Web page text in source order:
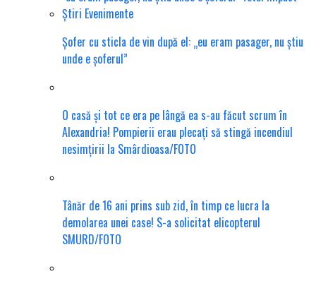
Șofer cu sticla de vin după el: „eu eram pasager, nu știu
unde e șoferul”
O casă și tot ce era pe lângă ea s-au făcut scrum în
Alexandria! Pompierii erau plecați să stingă incendiul
nesimțirii la Smârdioasa/FOTO
Tânăr de 16 ani prins sub zid, în timp ce lucra la
demolarea unei case! S-a solicitat elicopterul
SMURD/FOTO